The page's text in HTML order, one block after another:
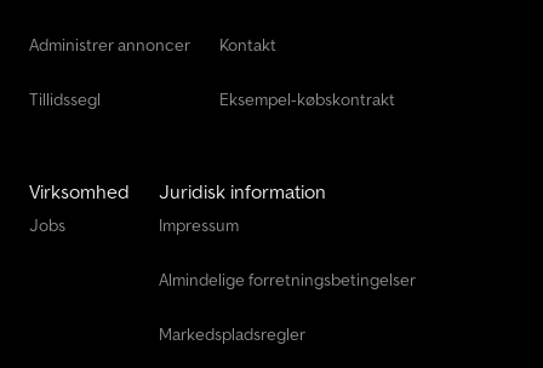
Administrer annoncer
Tillidssegl
Kontakt
Eksempel-købskontrakt
Virksomhed
Jobs
Juridisk information
Impressum
Almindelige forretningsbetingelser
Markedspladsregler